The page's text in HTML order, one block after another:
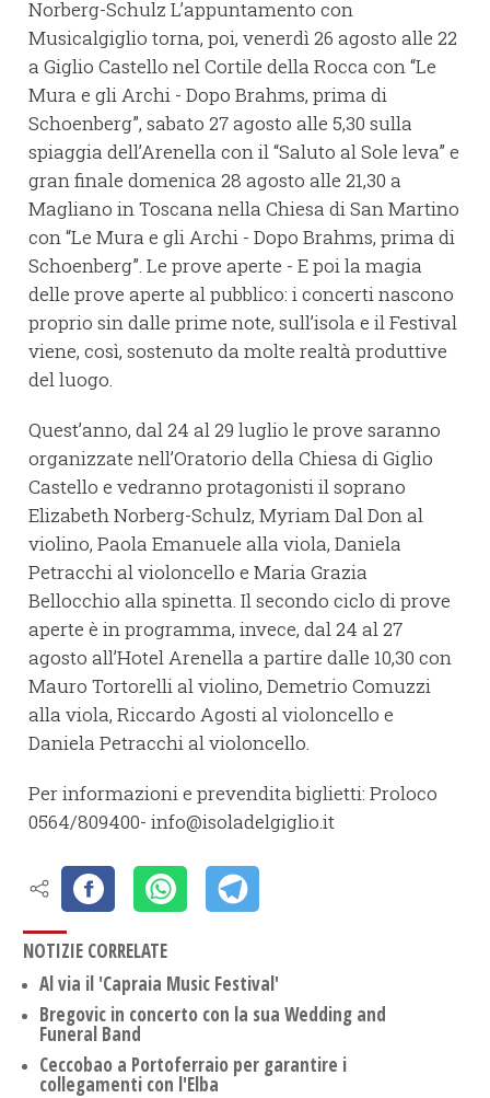
Norberg-Schulz L’appuntamento con
Musicalgiglio torna, poi, venerdì 26 agosto alle 22
a Giglio Castello nel Cortile della Rocca con “Le
Mura e gli Archi - Dopo Brahms, prima di
Schoenberg”, sabato 27 agosto alle 5,30 sulla
spiaggia dell’Arenella con il “Saluto al Sole leva” e
gran finale domenica 28 agosto alle 21,30 a
Magliano in Toscana nella Chiesa di San Martino
con “Le Mura e gli Archi - Dopo Brahms, prima di
Schoenberg”. Le prove aperte - E poi la magia
delle prove aperte al pubblico: i concerti nascono
proprio sin dalle prime note, sull’isola e il Festival
viene, così, sostenuto da molte realtà produttive
del luogo.
Quest’anno, dal 24 al 29 luglio le prove saranno
organizzate nell’Oratorio della Chiesa di Giglio
Castello e vedranno protagonisti il soprano
Elizabeth Norberg-Schulz, Myriam Dal Don al
violino, Paola Emanuele alla viola, Daniela
Petracchi al violoncello e Maria Grazia
Bellocchio alla spinetta. Il secondo ciclo di prove
aperte è in programma, invece, dal 24 al 27
agosto all’Hotel Arenella a partire dalle 10,30 con
Mauro Tortorelli al violino, Demetrio Comuzzi
alla viola, Riccardo Agosti al violoncello e
Daniela Petracchi al violoncello.
Per informazioni e prevendita biglietti: Proloco
0564/809400- info@isoladelgiglio.it
NOTIZIE CORRELATE
Al via il 'Capraia Music Festival'
Bregovic in concerto con la sua Wedding and
Funeral Band
Ceccobao a Portoferraio per garantire i
collegamenti con l'Elba